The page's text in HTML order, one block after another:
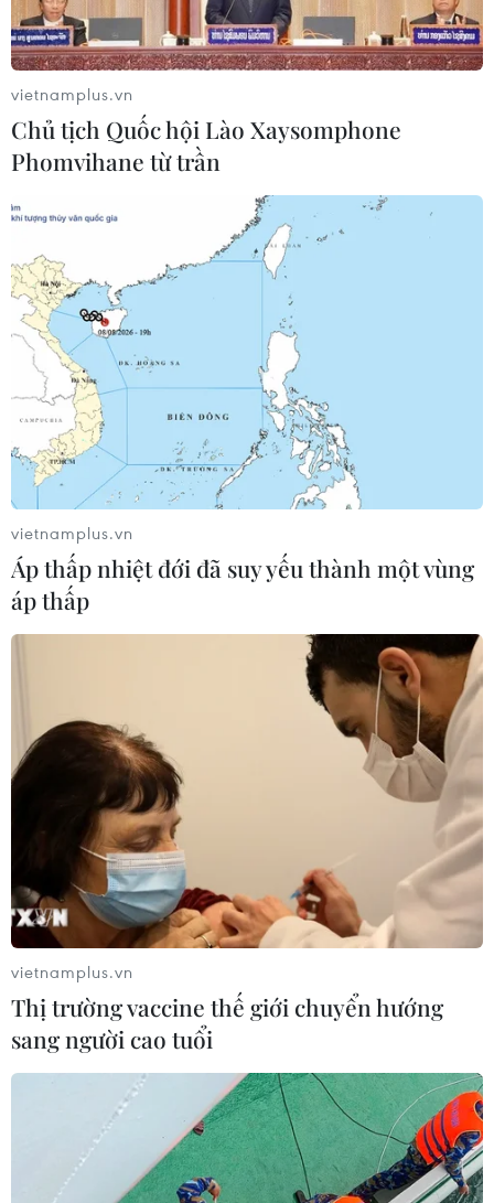
Xác định được tàu hàng đâm chìm tàu cá
trên vùng biển Bình Định
26/04/2020 04:33
Thuyền trưởng tàu Pacific Express Sai Gon, Bùi Tiến
Dũng đã ký biên bản xác nhận đã va quệt với tàu cá PY
40087-TS dẫn đến tàu này bị chìm tại vùng biển Quy
Nhơn, tỉnh Bình Định.
vietnamplus.vn
Chủ tịch Quốc hội Lào Xaysomphone
Phomvihane từ trần
vietnamplus.vn
Áp thấp nhiệt đới đã suy yếu thành một vùng
áp thấp
vietnamplus.vn
Thị trường vaccine thế giới chuyển hướng
sang người cao tuổi